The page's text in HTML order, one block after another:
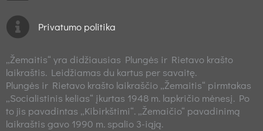
Privatumo politika
„Žemaitis“ yra didžiausias Plungės ir Rietavo krašto
laikraštis. Leidžiamas du kartus per savaitę.
Plungės ir Rietavo krašto laikraščio „Žemaitis“ pirmtakas
„Socialistinis kelias“ įkurtas 1948 m. lapkričio mėnesį. Po
to jis pavadintas „Kibirkštimi“. „Žemaičio“ pavadinimą
laikraštis gavo 1990 m. spalio 3-iąją.